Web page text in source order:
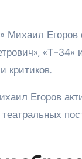
Михаил Егоров
«Т-
критиков.
Егоров